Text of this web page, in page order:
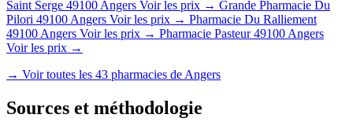
Saint Serge 49100 Angers Voir les prix → Grande Pharmacie Du
Pilori 49100 Angers Voir les prix → Pharmacie Du Ralliement
49100 Angers Voir les prix → Pharmacie Pasteur 49100 Angers
Voir les prix →
→ Voir toutes les 43 pharmacies de Angers
Sources et méthodologie